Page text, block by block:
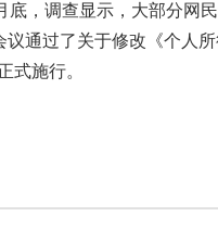
底，调查显示，大部分网
通过了关于修改《个人
式施行。